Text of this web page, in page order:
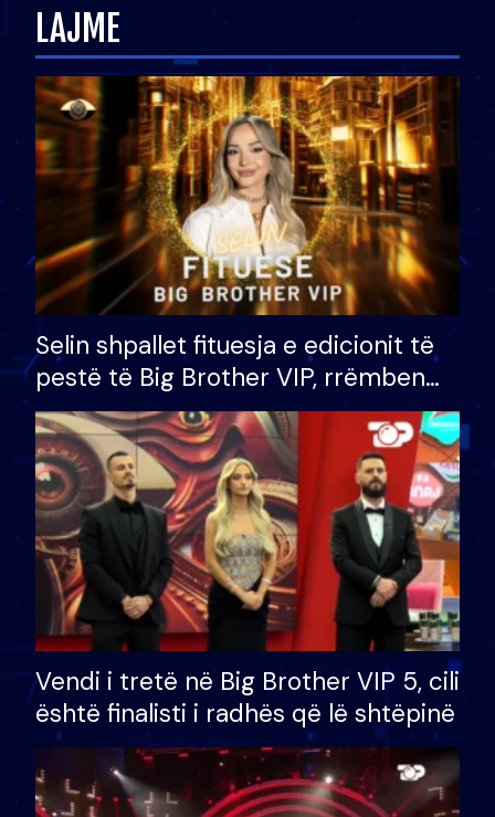
LAJME
Selin shpallet fituesja e edicionit të
pestë të Big Brother VIP, rrëmben
çmimin e madh prej 100 mijë eurosh
Vendi i tretë në Big Brother VIP 5, cili
është finalisti i radhës që lë shtëpinë